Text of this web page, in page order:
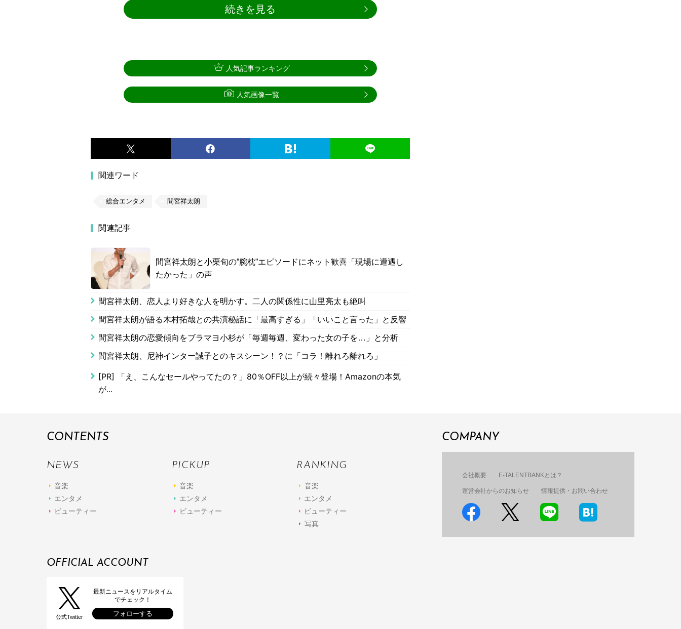
続きを見る
関連ワード
総合エンタメ 間宮祥太朗
関連記事
間宮祥太朗と小栗旬の”腕枕”エピソードにネット歓喜「現場に遭遇し
たかった」の声
間宮祥太朗、恋人より好きな人を明かす。二人の関係性に山里亮太も絶叫
間宮祥太朗が語る木村拓哉との共演秘話に「最高すぎる」「いいこと言った」と反響
間宮祥太朗の恋愛傾向をブラマヨ小杉が「毎週毎週、変わった女の子を…」と分析
間宮祥太朗、尼神インター誠子とのキスシーン！？に「コラ！離れろ離れろ」
[PR] 「え、こんなセールやってたの？」80％OFF以上が続々登場！Amazonの本気
が...
人気記事ランキング
人気画像一覧
CONTENTS
NEWS
音楽
エンタメ
ビューティー
PICKUP
音楽
エンタメ
ビューティー
RANKING
音楽
エンタメ
ビューティー
写真
COMPANY
会社概要 E-TALENTBANKとは？
運営会社からのお知らせ 情報提供・お問い合わせ
OFFICIAL ACCOUNT
公式Twitter
最新ニュースをリアルタイム
でチェック！
フォローする